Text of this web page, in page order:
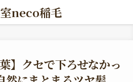
neco稲毛
】クセで下ろせなかっ